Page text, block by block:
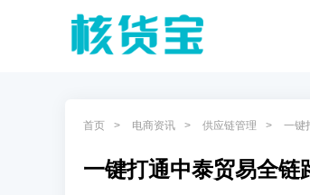
首页 电商资讯 供应链管理 一键
一键打通中泰贸易全